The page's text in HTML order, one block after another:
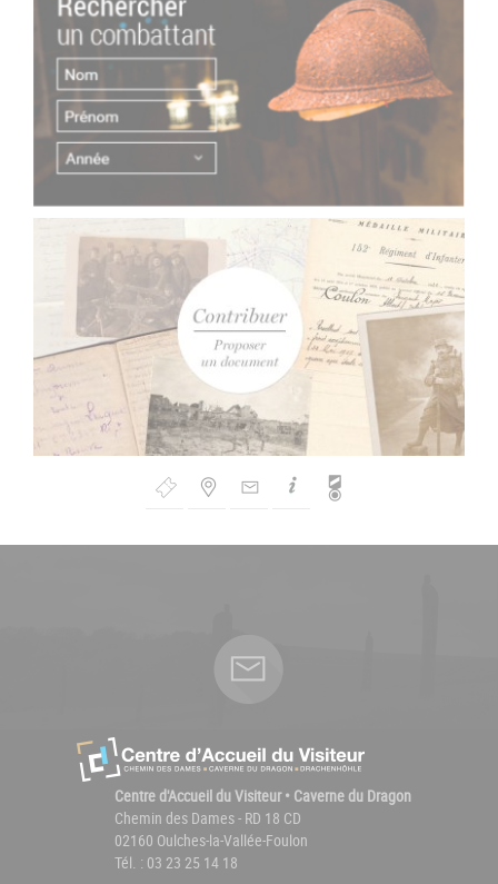
de
Centre d'Accueil du Visiteur • Caverne du Dragon
Chemin des Dames - RD 18 CD
02160 Oulches-la-Vallée-Foulon
Tél. : 03 23 25 14 18